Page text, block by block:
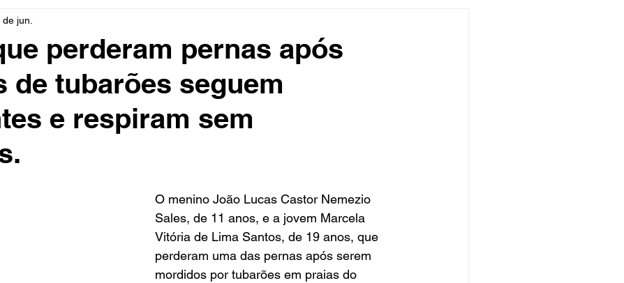
Influencer Luto Artista Seleção Brasileira
perderam pernas após
de tubarões seguem
e respiram sem
de jun.
O menino João Lucas Castor Nemezio
Sales, de 11 anos, e a jovem Marcela
Vitória de Lima Santos, de 19 anos, que
perderam uma das pernas após serem
mordidos por tubarões em praias do